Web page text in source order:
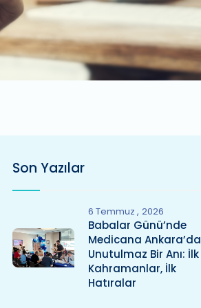
Son Yazılar
6 Temmuz 2026
Babalar Günü’nde
Medicana Ankara’da
Unutulmaz Bir Anı: İlk
Kahramanlar, İlk
Hatıralar